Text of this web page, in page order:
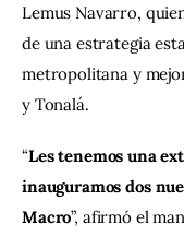
Lemus Navarro,
de una estrategia
metropolitana y
y Tonalá.
“Les tenemos una
inauguramos dos
Macro”, afirmó el